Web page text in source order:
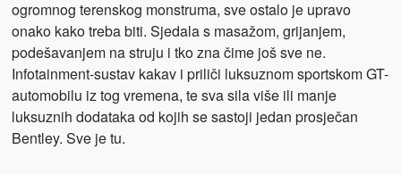
ogromnog terenskog monstruma, sve ostalo je upravo
onako kako treba biti. Sjedala s masažom, grijanjem,
podešavanjem na struju i tko zna čime još sve ne.
Infotainment-sustav kakav i priliči luksuznom sportskom GT-
automobilu iz tog vremena, te sva sila više ili manje
luksuznih dodataka od kojih se sastoji jedan prosječan
Bentley. Sve je tu.